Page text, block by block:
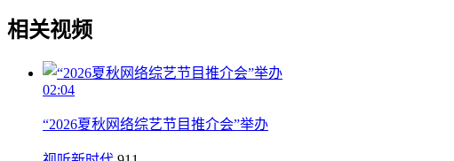
相关视频
02:04
“2026夏秋网络综艺节目推介会”举办